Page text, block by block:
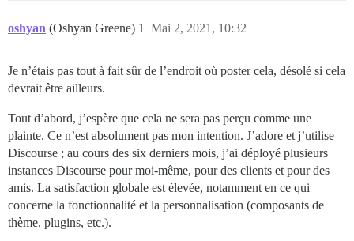
oshyan (Oshyan Greene) Mai 2, 2021, 10:32
1
Je n’étais pas tout à fait sûr de l’endroit où poster cela, désolé si cela
devrait être ailleurs.
Tout d’abord, j’espère que cela ne sera pas perçu comme une
plainte. Ce n’est absolument pas mon intention. J’adore et j’utilise
Discourse ; au cours des six derniers mois, j’ai déployé plusieurs
instances Discourse pour moi-même, pour des clients et pour des
amis. La satisfaction globale est élevée, notamment en ce qui
concerne la fonctionnalité et la personnalisation (composants de
thème, plugins, etc.).